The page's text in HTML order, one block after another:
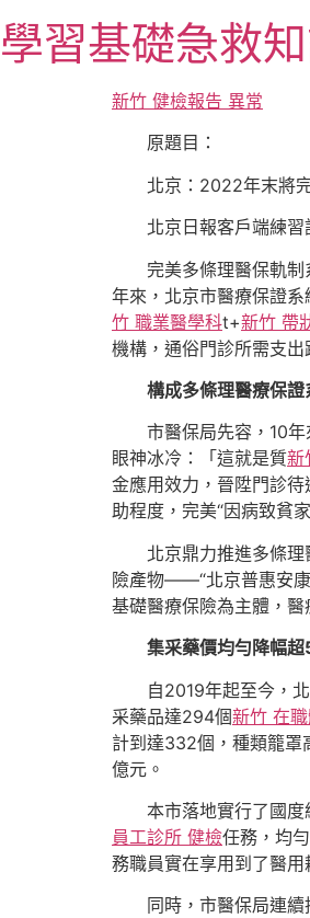
至
主
學習基礎急救
新竹 健檢報告 異常
原題目：
北京：2022年末將
北京日報客戶端練
完美多條理醫保軌
年來，北京市醫療保證
竹 職業醫學科t+新竹 帶
機構，通俗門診所需支出
構成多條理醫療保證
市醫保局先容，10
眼神冰冷：「這就是質新
金應用效力，晉陞門診
助程度，完美“因病致貧
北京鼎力推進多條
險產物——“北京普惠安康
基礎醫療保險為主體，
集采藥價均勻降幅
自2019年起至今，
采藥品達294個新竹 在
計到達332個，種類籠罩
億元。
本市落地實行了國
員工診所 健檢任務，均
務職員實在享用到了醫用
同時，市醫保局連